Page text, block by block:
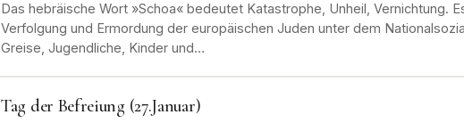
Das hebräische Wort »Schoa« bedeutet Katastrophe, Unheil, Vernichtung.
Verfolgung und Ermordung der europäischen Juden unter dem
Greise, Jugendliche, Kinder und…
Tag der Befreiung (27.Januar)